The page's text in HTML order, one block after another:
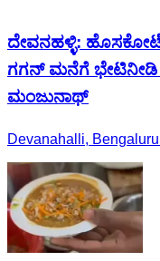
ದೇವನಹಳ್ಳಿ: ಹೊಸಕೋಟೆ
ಗಗನ್ ಮನೆಗೆ ಭೇಟಿನೀಡಿ
ಮಂಜುನಾಥ್
Devanahalli,